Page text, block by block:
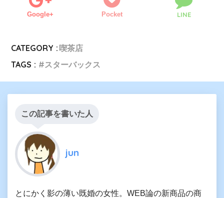
Google+ Pocket LINE
CATEGORY :喫茶店
TAGS :
スターバックス
この記事を書いた人
jun
とにかく影の薄い既婚の女性。WEB論の新商品の商